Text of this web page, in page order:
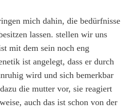
mich dahin, die bedürfnisse
lassen. stellen wir uns
mit dem sein noch eng
ist angelegt, dass er durch
wird und sich bemerkbar
die mutter vor, sie reagiert
auch das ist schon von der